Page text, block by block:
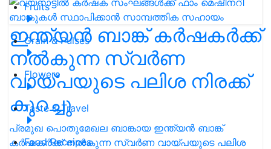
Fruits
Grain & Pulses
Flowers
Taste & Travel
Food Receipes
ഇന്ത്യൻ ബാങ്ക് കർഷകർക്ക്
നൽകുന്ന സ്വർണ
വായ്പയുടെ പലിശ നിരക്ക്
കുറച്ചു
പ്രമുഖ പൊതുമേഖല ബാങ്കായ ഇന്ത്യൻ ബാങ്ക്
കർഷകർക്ക് നൽകുന്ന സ്വർണ വായ്പയുടെ പലിശ